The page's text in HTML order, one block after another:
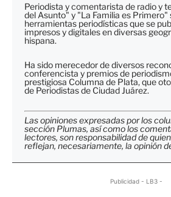
Periodista y comentarista de radio y
del Asunto" y "La Familia es Primero"
herramientas periodísticas que se
impresos y digitales en diversas
hispana.
Ha sido merecedor de diversos
conferencista y premios de
prestigiosa Columna de Plata, que
de Periodistas de Ciudad Juárez.
Las opiniones expresadas por los
sección Plumas, así como los
lectores, son responsabilidad de
reflejan, necesariamente, la opinión
Publicidad - LB3 -